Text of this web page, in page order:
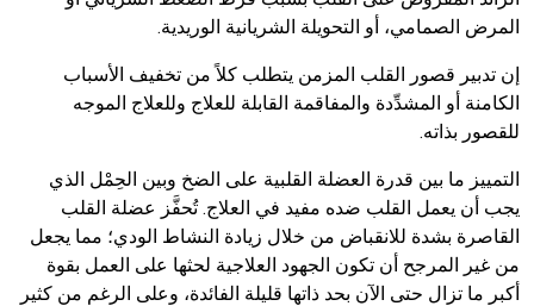
المرض الصمامي، أو التحويلة الشريانية الوريدية.
إن تدبير قصور القلب المزمن يتطلب كلاً من تخفيف الأسباب
الكامنة أو المشدِّدة والمفاقمة القابلة للعلاج وللعلاج الموجه
للقصور بذاته.
التمييز ما بين قدرة العضلة القلبية على الضخ وبين الحِمْل الذي
يجب أن يعمل القلب ضده مفيد في العلاج. تُحفَّز عضلة القلب
القاصرة بشدة للانقباض من خلال زيادة النشاط الودي؛ مما يجعل
من غير المرجح أن تكون الجهود العلاجية لحثها على العمل بقوة
أكبر ما تزال حتى الآن بحد ذاتها قليلة الفائدة، وعلى الرغم من كثير